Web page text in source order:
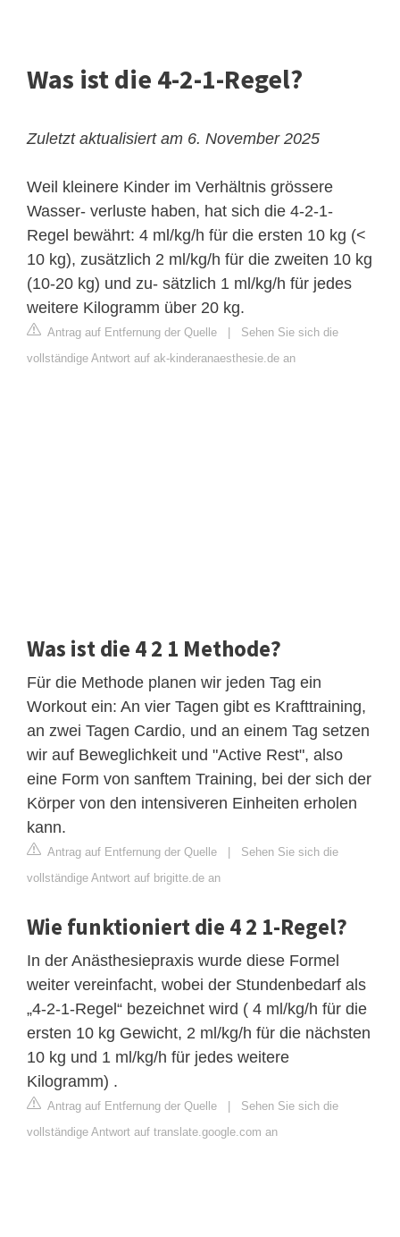
Was ist die 4-2-1-Regel?
Zuletzt aktualisiert am 6. November 2025
Weil kleinere Kinder im Verhältnis grössere
Wasser- verluste haben, hat sich die 4-2-1-
Regel bewährt: 4 ml/kg/h für die ersten 10 kg (<
10 kg), zusätzlich 2 ml/kg/h für die zweiten 10 kg
(10-20 kg) und zu- sätzlich 1 ml/kg/h für jedes
weitere Kilogramm über 20 kg.
Antrag auf Entfernung der Quelle
Sehen Sie sich die
vollständige Antwort auf ak-kinderanaesthesie.de an
Was ist die 4 2 1 Methode?
Für die Methode planen wir jeden Tag ein
Workout ein: An vier Tagen gibt es Krafttraining,
an zwei Tagen Cardio, und an einem Tag setzen
wir auf Beweglichkeit und "Active Rest", also
eine Form von sanftem Training, bei der sich der
Körper von den intensiveren Einheiten erholen
kann.
Antrag auf Entfernung der Quelle
Sehen Sie sich die
vollständige Antwort auf brigitte.de an
Wie funktioniert die 4 2 1-Regel?
In der Anästhesiepraxis wurde diese Formel
weiter vereinfacht, wobei der Stundenbedarf als
„4-2-1-Regel“ bezeichnet wird ( 4 ml/kg/h für die
ersten 10 kg Gewicht, 2 ml/kg/h für die nächsten
10 kg und 1 ml/kg/h für jedes weitere
Kilogramm) .
Antrag auf Entfernung der Quelle
Sehen Sie sich die
vollständige Antwort auf translate.google.com an